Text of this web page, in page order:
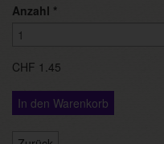
Anzahl *
CHF 1.45
In den Warenkorb